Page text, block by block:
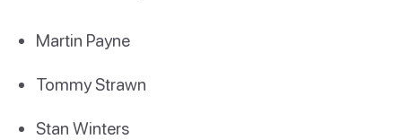
Martin Payne
Tommy Strawn
Stan Winters